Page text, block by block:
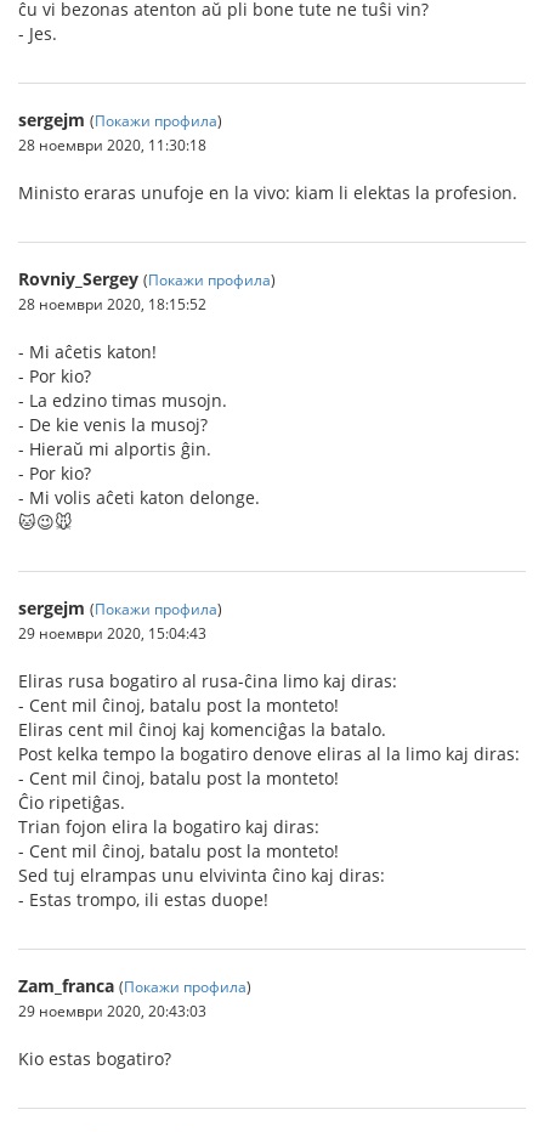
ĉu vi bezonas atenton aŭ pli bone tute ne tuŝi vin?
- Jes.
sergejm (Покажи профила)
28 ноември 2020, 11:30:18
Ministo eraras unufoje en la vivo: kiam li elektas la profesion.
Rovniy_Sergey (Покажи профила)
28 ноември 2020, 18:15:52
- Mi aĉetis katon!
- Por kio?
- La edzino timas musojn.
- De kie venis la musoj?
- Hieraŭ mi alportis ĝin.
- Por kio?
- Mi volis aĉeti katon delonge.
🐱😉🐭
sergejm (Покажи профила)
29 ноември 2020, 15:04:43
Eliras rusa bogatiro al rusa-ĉina limo kaj diras:
- Cent mil ĉinoj, batalu post la monteto!
Eliras cent mil ĉinoj kaj komenciĝas la batalo.
Post kelka tempo la bogatiro denove eliras al la limo kaj diras:
- Cent mil ĉinoj, batalu post la monteto!
Ĉio ripetiĝas.
Trian fojon elira la bogatiro kaj diras:
- Cent mil ĉinoj, batalu post la monteto!
Sed tuj elrampas unu elvivinta ĉino kaj diras:
- Estas trompo, ili estas duope!
Zam_franca (Покажи профила)
29 ноември 2020, 20:43:03
Kio estas bogatiro?